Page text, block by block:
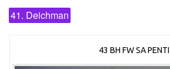
41. Deichman
43 BH FW SA PENTI